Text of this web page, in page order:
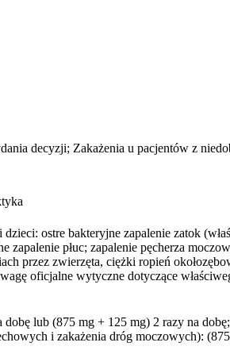
decyzji; Zakażenia u pacjentów z
ostre bakteryjne zapalenie zatok
zapalenie płuc; zapalenie pęcherza
przez zwierzęta, ciężki ropień
oficjalne wytyczne dotyczące
lub (875 mg + 125 mg) 2 razy na
i zakażenia dróg moczowych):